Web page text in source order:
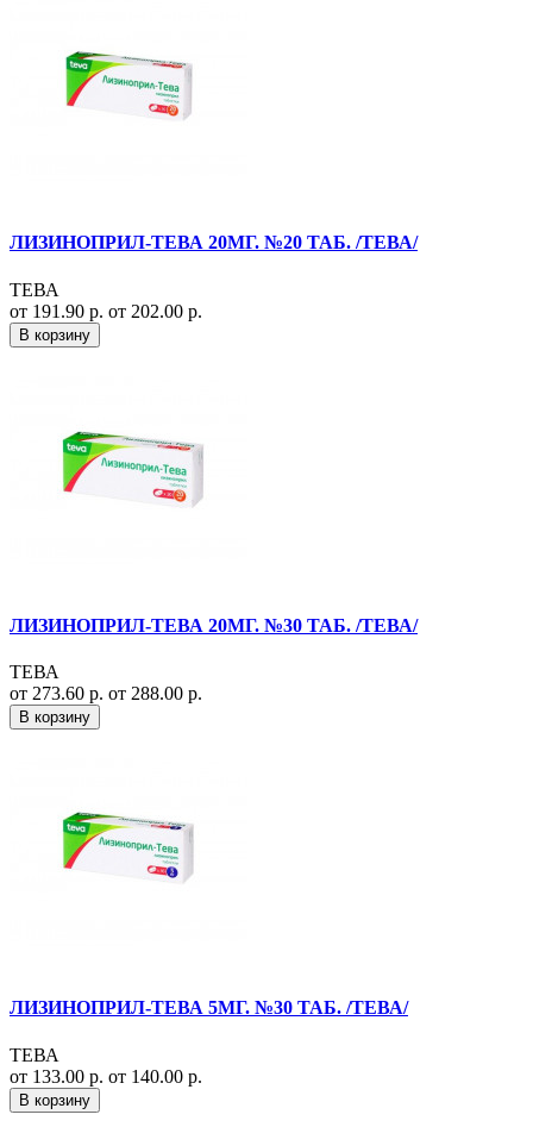
ЛИЗИНОПРИЛ-ТЕВА 20МГ. №20 ТАБ. /ТЕВА/
ТЕВА
от 191.90 р. от 202.00 р.
В корзину
ЛИЗИНОПРИЛ-ТЕВА 20МГ. №30 ТАБ. /ТЕВА/
ТЕВА
от 273.60 р. от 288.00 р.
В корзину
ЛИЗИНОПРИЛ-ТЕВА 5МГ. №30 ТАБ. /ТЕВА/
ТЕВА
от 133.00 р. от 140.00 р.
В корзину